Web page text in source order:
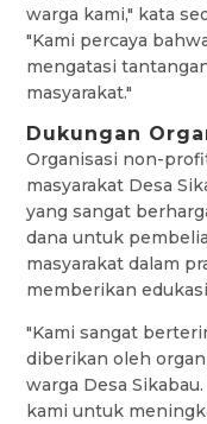
warga kami," kata
"Kami percaya
mengatasi
masyarakat."
Dukungan
Organisasi non-
masyarakat Desa
yang sangat
dana untuk
masyarakat dalam
memberikan
"Kami sangat
diberikan oleh
warga Desa
kami untuk